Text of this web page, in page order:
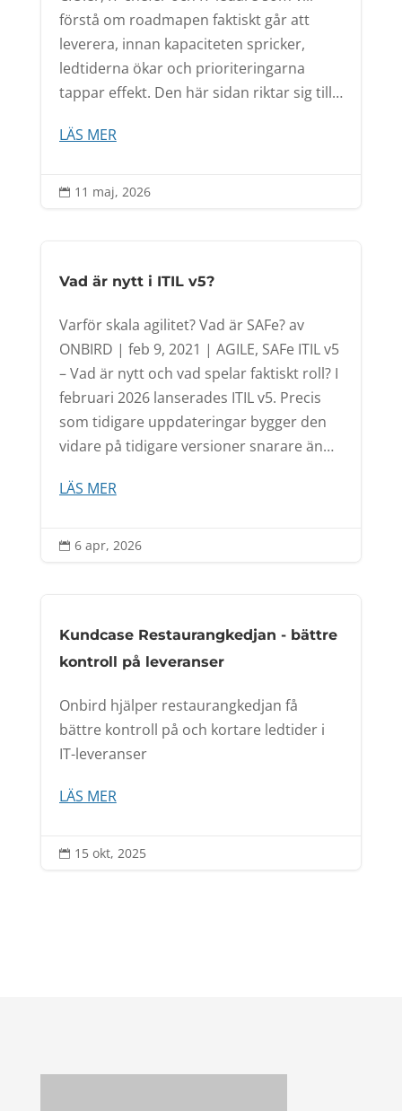
förstå om roadmapen faktiskt går att
leverera, innan kapaciteten spricker,
ledtiderna ökar och prioriteringarna
tappar effekt. Den här sidan riktar sig till…
LÄS MER
 11 maj, 2026
Vad är nytt i ITIL v5?
Varför skala agilitet? Vad är SAFe? av
ONBIRD | feb 9, 2021 | AGILE, SAFe ITIL v5
– Vad är nytt och vad spelar faktiskt roll? I
februari 2026 lanserades ITIL v5. Precis
som tidigare uppdateringar bygger den
vidare på tidigare versioner snarare än…
LÄS MER
 6 apr, 2026
Kundcase Restaurangkedjan - bättre
kontroll på leveranser
Onbird hjälper restaurangkedjan få
bättre kontroll på och kortare ledtider i
IT-leveranser
LÄS MER
 15 okt, 2025